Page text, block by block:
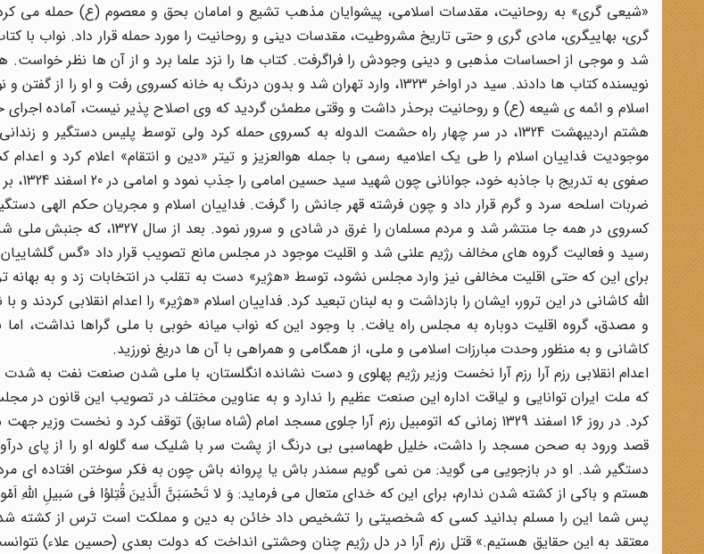
«شیعی گری» به روحانیت، مقدسات اسلامی، پیشوایان مذهب تشیع و امامان بحق و معصوم (ع) حمله می
گری، بهاییگری، مادی گری و حتی تاریخ مشروطیت، مقدسات دینی و روحانیت را مورد حمله قرار داد. نواب با
شد و موجی از احساسات مذهبی و دینی وجودش را فراگرفت. کتاب ها را نزد علما برد و از آن ها نظر خواست.
نویسنده کتاب ها دادند. سید در اواخر 1323، وارد تهران شد و بدون درنگ به خانه کسروی رفت و او
اسلام و ائمه ی شیعه (ع) و روحانیت برحذر داشت و وقتی مطمئن گردید که وی اصلاح پذیر نیست، آماده
هشتم اردیبهشت 1324، در سر چهار راه حشمت الدوله به کسروی حمله کرد ولی توسط پلیس دستگیر و
موجودیت فداییان اسلام را طی یک اعلامیه رسمی با جمله هوالعزیز و تیتر «دین و انتقام» اعلام کرد و اعدام
صفوی به
ضربات اسلحه سرد و گرم قرار داد و چون فرشته قهر جانش را گرفت. فداییان اسلام و مجریان حکم الهی
کسروی در همه جا منتشر شد و مردم مسلمان را غرق
رسید و فعالیت گروه های مخالف رژیم علنی شد و اقلیت موجود در مجلس مانع تصویب قرار داد «گس
برای این که حتی اقلیت مخالفی نیز وارد مجلس نشود، توسط «هژیر» دست به تقلب در انتخابات زد و به
الله کاشانی در این ترور، ایشان را بازداشت و به لبنان تبعید کرد. فداییان اسلام «هژیر» را اعدام انقلابی کردند و
و مصدق، گروه اقلیت دوباره به مجلس راه یافت. با وجود این که نواب میانه خوبی با ملی گراها نداشت، اما
کاشانی و به منظور وحدت مبارزات اسلامی و ملی، از همگامی و همراهی با آن ها دریغ نورزید.
اعدام انقلابی رزم آرا رزم آرا نخست وزیر رژیم پهلوی و دست نشانده انگلستان، با ملی شدن صنعت نفت به
که ملت ایران توانایی و لیاقت اداره این صنعت عظیم را ندارد و به عناوین مختلف در تصویب این قانون در
کرد. در روز 16 اسفند 1329 زمانی که اتومبیل رزم آرا جلوی مسجد امام (شاه سابق) توقف کرد و نخست
قصد ورود به صحن مسجد را داشت، خلیل طهماسبی بی درنگ از پشت سر با شلیک سه گلوله او را از پای
دستگیر شد. او در بازجویی می گوید: من نمی گویم سمندر باش یا پروانه باش چون به فکر سوختن افتاده ای
هستم و باکی از کشته شدن ندارم، برای این که خدای متعال می فرماید: وَ لا تَحْسَبَنَّ الَّذینَ قُتِلوُا فی سَبیلِ اللهِ
پس شما این را مسلم بدانید کسی که شخصیتی را تشخیص داد خائن به دین و مملکت است ترس از کشته شدن
معتقد به این حقایق هستیم.» قتل رزم آرا در دل رژیم چنان وحشتی انداخت که دولت بعدی (حسین علاء)